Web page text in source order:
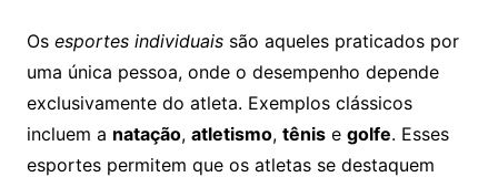
Os esportes individuaissão aqueles praticados por
uma única pessoa, onde o desempenho depende
exclusivamente do atleta. Exemplos clássicos
incluem a natação, atletismo, tênise golfe. Esses
esportes permitem que os atletas se destaquem